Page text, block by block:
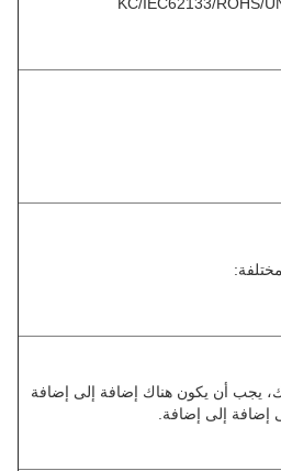
يجب أن يكون هناك إضافة إلى إضافة
إضافة إلى إضافة.